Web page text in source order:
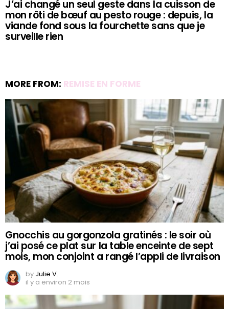
J’ai changé un seul geste dans la cuisson de
mon rôti de bœuf au pesto rouge : depuis, la
viande fond sous la fourchette sans que je
surveille rien
MORE FROM: REMISE EN FORME
Gnocchis au gorgonzola gratinés : le soir où
j’ai posé ce plat sur la table enceinte de sept
mois, mon conjoint a rangé l’appli de livraison
by Julie V.
il y a environ 2 mois